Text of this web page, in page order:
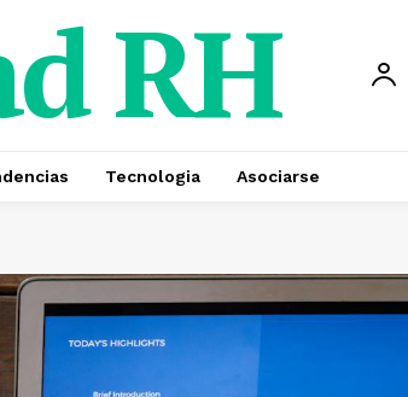
RH
Tecnologia Asociarse